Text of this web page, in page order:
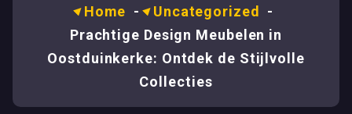
Home - Uncategorized -
Prachtige Design Meubelen in
Oostduinkerke: Ontdek de Stijlvolle
Collecties